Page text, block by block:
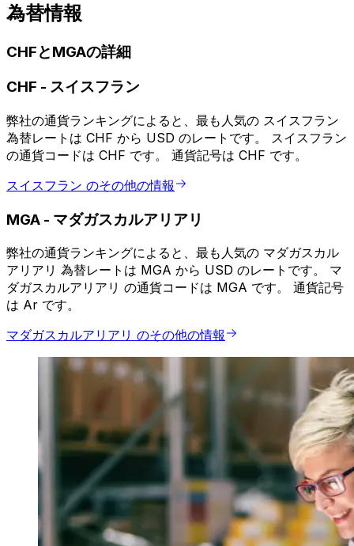
為替情報
CHFとMGAの詳細
CHF - スイスフラン
弊社の通貨ランキングによると、最も人気の スイスフラン
為替レートは CHF から USD のレートです。 スイスフラン
の通貨コードは CHF です。 通貨記号は CHF です。
スイスフラン のその他の情報
MGA - マダガスカルアリアリ
弊社の通貨ランキングによると、最も人気の マダガスカル
アリアリ 為替レートは MGA から USD のレートです。 マ
ダガスカルアリアリ の通貨コードは MGA です。 通貨記号
は Ar です。
マダガスカルアリアリ のその他の情報